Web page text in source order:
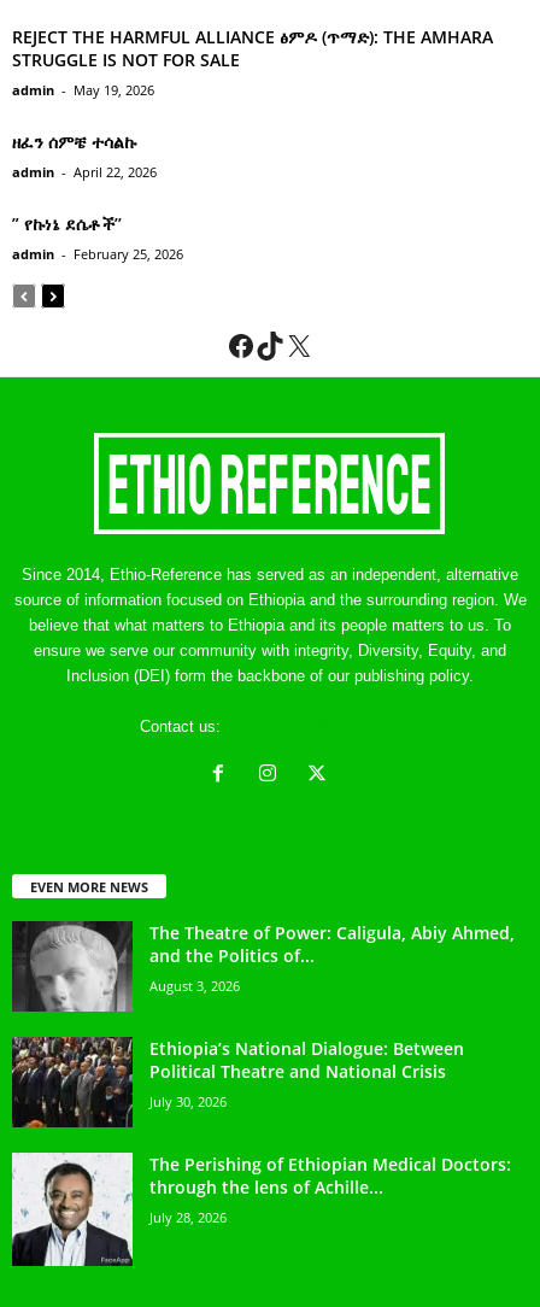
REJECT THE HARMFUL ALLIANCE ፅምዶ (ጥማድ): THE AMHARA
STRUGGLE IS NOT FOR SALE
admin - May 19, 2026
ዘፈን ሰምቼ ተሳልኩ
admin - April 22, 2026
” የኩነኔ ደሴቶች’’
admin - February 25, 2026
Facebook
TikTok
X
Since 2014, Ethio-Reference has served as an independent, alternative
source of information focused on Ethiopia and the surrounding region. We
believe that what matters to Ethiopia and its people matters to us. To
ensure we serve our community with integrity, Diversity, Equity, and
Inclusion (DEI) form the backbone of our publishing policy.
Contact us:
EVEN MORE NEWS
The Theatre of Power: Caligula, Abiy Ahmed,
and the Politics of...
August 3, 2026
Ethiopia’s National Dialogue: Between
Political Theatre and National Crisis
July 30, 2026
The Perishing of Ethiopian Medical Doctors:
through the lens of Achille...
July 28, 2026